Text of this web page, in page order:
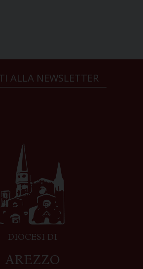
ALLA NEWSLETTER
DIOCESI DI
AREZZO